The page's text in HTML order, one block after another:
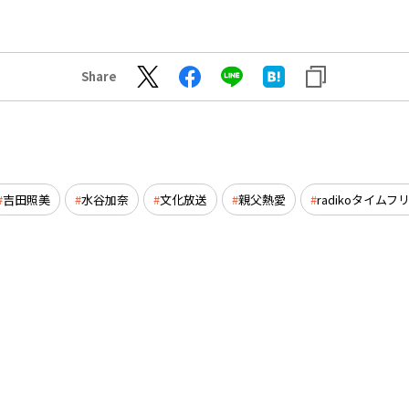
Share
吉田照美 水谷加奈 文化放送 親父熱愛 radikoタイムフ